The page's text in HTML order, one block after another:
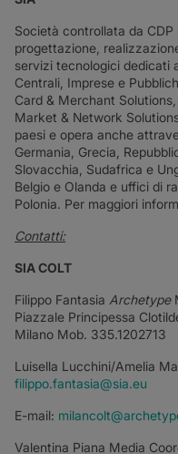
Società controllata da
progettazione,
servizi tecnologici dedicati
Centrali, Imprese e
Card & Merchant
Market & Network
paesi e opera anche
Germania, Grecia,
Slovacchia, Sudafrica e
Belgio e Olanda e uffici di
Polonia. Per maggiori
Contatti:
SIA COLT
Filippo Fantasia Archetype
Piazzale Principessa
Milano Mob. 335.1202713
Luisella Lucchini/Amelia
filippo.fantasia@sia.eu
E-mail:
Valentina Piana Media